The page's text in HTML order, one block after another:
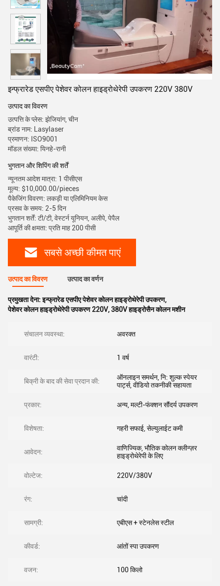
इन्फ्रारेड एसपीए पेशेवर कोलन हाइड्रोथेरेपी उपकरण 220V 380V
उत्पाद का विवरण
उत्पत्ति के प्लेस: झेजियांग, चीन
ब्रांड नाम: Lasylaser
प्रमाणन: ISO9001
मॉडल संख्या: यिनहे-रानी
भुगतान और शिपिंग की शर्तें
न्यूनतम आदेश मात्रा: 1 पीसीएस
मूल्य: $10,000.00/pieces
पैकेजिंग विवरण: लकड़ी या एलिमिनियम केस
प्रसव के समय: 2-5 दिन
भुगतान शर्तें: टी/टी, वेस्टर्न यूनियन, अलीपे, पेपैल
आपूर्ति की क्षमता: प्रति माह 200 पीसी
सबसे अच्छी कीमत पाएं
उत्पाद का विवरण उत्पाद का वर्णन
प्रमुखता देना:इन्फ्रारेड एसपीए पेशेवर कोलन हाइड्रोथेरेपी उपकरण,
पेशेवर कोलन हाइड्रोथेरेपी उपकरण 220V,380V हाइड्रोसैन कोलन मशीन
संचालन व्यवस्था: अवरक्त
वारंटी: 1 वर्ष
बिक्री के बाद की सेवा प्रदान की:
ऑनलाइन समर्थन, नि: शुल्क स्पेयर
पार्ट्स, वीडियो तकनीकी सहायता
प्रकार: अन्य, मल्टी-फंक्शन सौंदर्य उपकरण
विशेषता: गहरी सफाई, सेल्युलाईट कमी
आवेदन:
वाणिज्यिक, भौतिक कोलन क्लीन्ज़र
हाइड्रोथेरेपी के लिए
वोल्टेज: 220V/380V
रंग: चांदी
सामग्री: एबीएस + स्टेनलेस स्टील
कीवर्ड: आंतों स्पा उपकरण
वजन: 100 किलो